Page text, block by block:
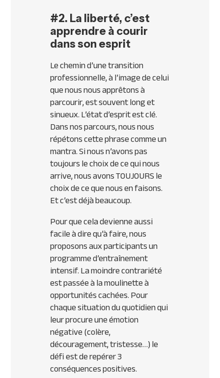
#2. La liberté, c’est
apprendre à courir
dans son esprit
Le chemin d’une transition
professionnelle, à l’image de celui
que nous nous apprêtons à
parcourir, est souvent long et
sinueux. L’état d’esprit est clé.
Dans nos parcours, nous nous
répétons cette phrase comme un
mantra. Si nous n’avons pas
toujours le choix de ce qui nous
arrive, nous avons TOUJOURS le
choix de ce que nous en faisons.
Et c’est déjà beaucoup.
Pour que cela devienne aussi
facile à dire qu’à faire, nous
proposons aux participants un
programme d’entraînement
intensif. La moindre contrariété
est passée à la moulinette à
opportunités cachées. Pour
chaque situation du quotidien qui
leur procure une émotion
négative (colère,
découragement, tristesse…) le
défi est de repérer 3
conséquences positives.